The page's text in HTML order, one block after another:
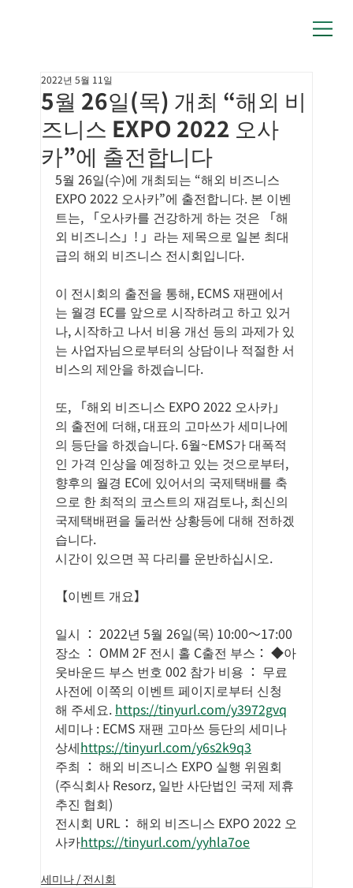
5월 26일(목) 개최 “해외 비
즈니스 EXPO 2022 오사
카”에 출전합니다
2022년 5월 11일
5월 26일(수)에 개최되는 “해외 비즈니스
EXPO 2022 오사카”에 출전합니다. 본 이벤
트는, 「오사카를 건강하게 하는 것은 「해
외 비즈니스」! 」라는 제목으로 일본 최대
급의 해외 비즈니스 전시회입니다.
이 전시회의 출전을 통해, ECMS 재팬에서
는 월경 EC를 앞으로 시작하려고 하고 있거
나, 시작하고 나서 비용 개선 등의 과제가 있
는 사업자님으로부터의 상담이나 적절한 서
비스의 제안을 하겠습니다.
또, 「해외 비즈니스 EXPO 2022 오사카」
의 출전에 더해, 대표의 고마쓰가 세미나에
의 등단을 하겠습니다. 6월~EMS가 대폭적
인 가격 인상을 예정하고 있는 것으로부터,
향후의 월경 EC에 있어서의 국제택배를 축
으로 한 최적의 코스트의 재검토나, 최신의
국제택배편을 둘러싼 상황등에 대해 전하겠
습니다.
시간이 있으면 꼭 다리를 운반하십시오.
【이벤트 개요】
일시 ： 2022년 5월 26일(목) 10:00～17:00
장소 ： OMM 2F 전시 홀 C출전 부스： ◆아
웃바운드 부스 번호 002 참가 비용 ： 무료
사전에 이쪽의 이벤트 페이지로부터 신청
해 주세요. https://tinyurl.com/y3972gvq
세미나 : ECMS 재팬 고마쓰 등단의 세미나
상세https://tinyurl.com/y6s2k9q3
주최 ： 해외 비즈니스 EXPO 실행 위원회
(주식회사 Resorz, 일반 사단법인 국제 제휴
추진 협회)
전시회 URL： 해외 비즈니스 EXPO 2022 오
사카https://tinyurl.com/yyhla7oe
세미나 / 전시회